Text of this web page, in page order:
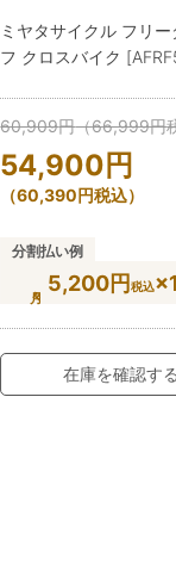
ミヤタサイクル フリー
フ クロスバイク
60,909円（66,999円
54,900 円
（60,390円税込）
分割払い例
5,200円税込
在庫を確認する